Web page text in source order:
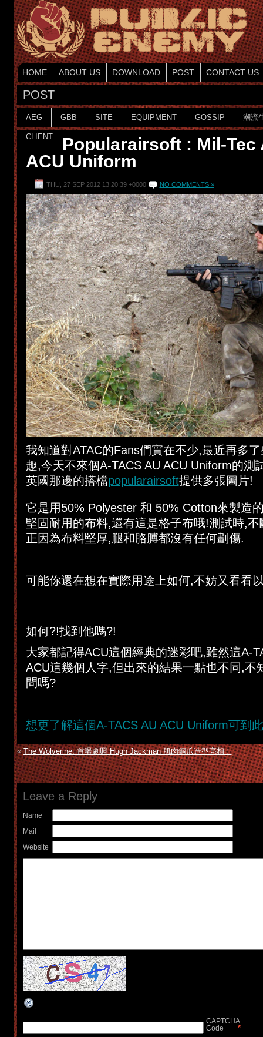
HOME ABOUT US DOWNLOAD POST CONTACT US
POST
AEG GBB SITE EQUIPMENT GOSSIP 潮流
CLIENT
Popularairsoft : Mil-Tec
ACU Uniform
THU, 27 SEP 2012 13:20:39 +0000 NO COMMENTS »
我知道對ATAC的Fans們實在不少,最近再多
趣,今天不來個A-TACS AU ACU Uniform的測
英國那邊的搭檔popularairsoft提供多張圖片!
它是用50% Polyester 和 50% Cotton來製造
堅固耐用的布料,還有這是格子布哦!測試時,
正因為布料堅厚,腿和胳膊都沒有任何劃傷.
可能你還在想在實際用途上如何,不妨又看看
如何?!找到他嗎?!
大家都記得ACU這個經典的迷彩吧,雖然這A-
ACU這幾個人字,但出來的結果一點也不同,不
問嗎?
想更了解這個A-TACS AU ACU Uniform可到此
«The Wolverine: 首曝劇照 Hugh Jackman 肌肉鋼爪造型亮相！
Leave a Reply
Name
Mail
Website
CAPTCHA
Code
*